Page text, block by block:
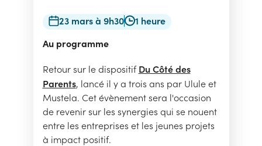
23 mars à 9h30
1 heure
Au programme
Retour sur le dispositifDu Côté des
Parents, lancé il y a trois ans par Ulule et
Mustela. Cet évènement sera l'occasion
de revenir sur les synergies qui se nouent
entre les entreprises et les jeunes projets
à impact positif.